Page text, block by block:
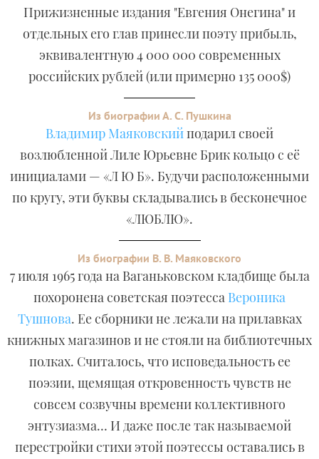
Прижизненные издания "Евгения Онегина" и
отдельных его глав принесли поэту прибыль,
эквивалентную 4 000 000 современных
российских рублей (или примерно 135 000$)
Из биографии А. С. Пушкина
Владимир Маяковскийподарил своей
возлюбленной Лиле Юрьевне Брик кольцо с её
инициалами — «Л Ю Б». Будучи расположенными
по кругу, эти буквы складывались в бесконечное
«ЛЮБЛЮ».
Из биографии В. В. Маяковского
7 июля 1965 года на Ваганьковском кладбище была
похоронена советская поэтесса Вероника
Тушнова. Ее сборники не лежали на прилавках
книжных магазинов и не стояли на библиотечных
полках. Считалось, что исповедальность ее
поэзии, щемящая откровенность чувств не
совсем созвучны времени коллективного
энтузиазма… И даже после так называемой
перестройки стихи этой поэтессы оставались в